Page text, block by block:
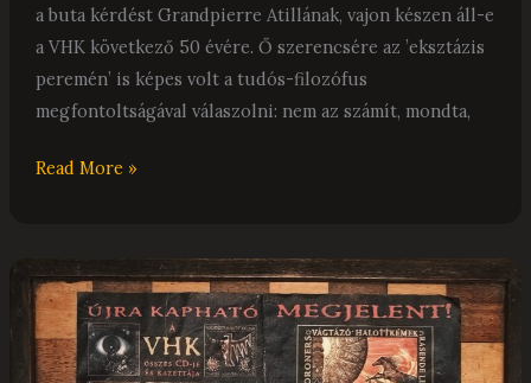
a buta kérdést Grandpierre Atillának, vajon készen áll-e
a VHK következő 50 évére. Ő szerencsére az ’eksztázis
peremén’ is képes volt a tudós-filozófus
megfontoltságával válaszolni: nem az számít, mondta,
Read More »
A
közönség
szava.
A